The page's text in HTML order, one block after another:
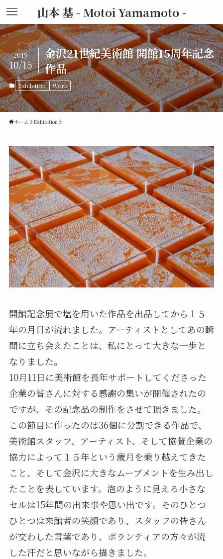
山本 基 - Motoi Yamamoto -
金沢21世紀美術館 開館15周年記念
作品
2019
10/15
Exhibition Work
ホーム Exhibition
開館記念展で塩を用いた作品を出品してから１５
年の月日が流れました。アーティストとしてあの瞬
間に立ち会えたことは、私にとって大きな一歩と
なりました。
10月11日に美術館を長年サポートしてくださった
企業の皆さんに対する感謝の集いが開催されたの
ですが、その記念品の制作をさせて頂きました。
この節目に作ったのは36個に分割できる作品で、
美術館スタッフ、アーティスト、そして協賛企業の
協力によって１５年という歳月を乗り越えてきた
こと、そして金沢に大きなムーブメントを生み出し
たことを表しています。泡のように見える小さな
セルは15年間の出来事や思い出です。そのひとつ
ひとつは来館者の笑顔であり、スタッフの皆さん
が交わした言葉であり、ボランティアの方々が流
した汗だと思いながら描きました。